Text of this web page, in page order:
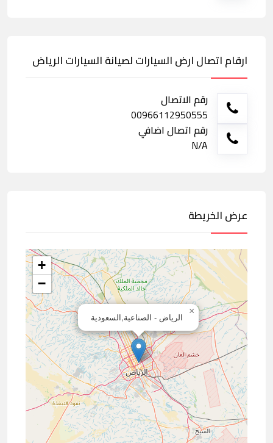
ارقام اتصال ارض السيارات لصيانة السيارات الرياض
رقم الاتصال
00966112950555
رقم اتصال اضافي
N/A
عرض الخريطة
الرياض - الصناعية,السعودية
×
+
−